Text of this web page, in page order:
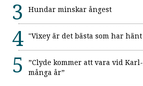
Hundar minskar ångest
"Vixey är det bästa som har
”Clyde kommer att vara vid
många år”